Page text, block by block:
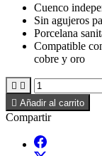
Cuenco
Sin agujeros
Porcelana
Compatible
cobre y oro
 
 Añadir al carrito
Compartir